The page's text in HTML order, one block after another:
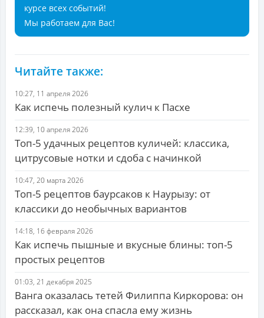
курсе всех событий!
Мы работаем для Вас!
Читайте также:
10:27, 11 апреля 2026
Как испечь полезный кулич к Пасхе
12:39, 10 апреля 2026
Топ-5 удачных рецептов куличей: классика,
цитрусовые нотки и сдоба с начинкой
10:47, 20 марта 2026
Топ-5 рецептов баурсаков к Наурызу: от
классики до необычных вариантов
14:18, 16 февраля 2026
Как испечь пышные и вкусные блины: топ-5
простых рецептов
01:03, 21 декабря 2025
Ванга оказалась тетей Филиппа Киркорова: он
рассказал, как она спасла ему жизнь